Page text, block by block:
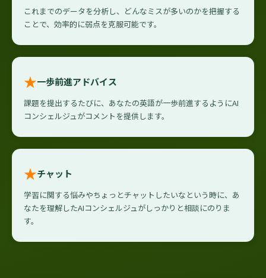
これまでのデータを分析し、どんなミスが多いのかを把握する
ことで、効率的に弱点を克服可能です。
★一歩前進アドバイス
課題を提出するたびに、あなたの英語が一歩前進するようにAI
コンシェルジュがコメントを提供します。
★チャット
学習に関する悩みやちょっとチャットしたいなという時に、あ
なたを理解したAIコンシェルジュがしっかりと相談にのりま
す。